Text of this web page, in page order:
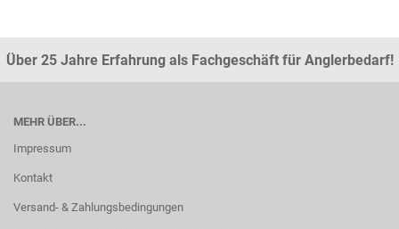
Über 25 Jahre Erfahrung als Fachgeschäft für Anglerbedarf!
MEHR ÜBER...
Impressum
Kontakt
Versand- & Zahlungsbedingungen